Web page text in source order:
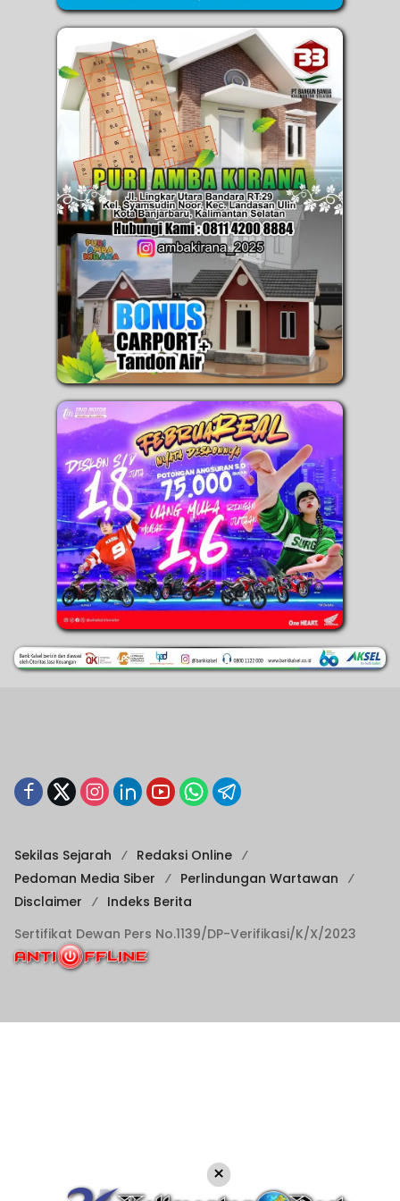
Sekilas Sejarah
Redaksi Online
Pedoman Media Siber
Perlindungan Wartawan
Disclaimer
Indeks Berita
Sertifikat Dewan Pers No.1139/DP-Verifikasi/K/X/2023
×